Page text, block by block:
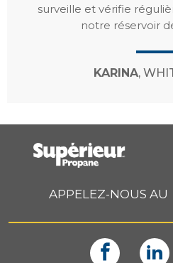
surveille et vérifie
notre réservoir
KARINA,
APPELEZ-NOUS AU